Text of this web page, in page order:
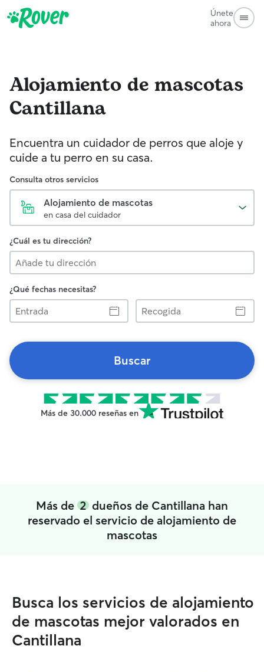
Únete
ahora
Alojamiento de mascotas
Cantillana
Encuentra un cuidador de perros que aloje y
cuide a tu perro en su casa.
Consulta otros servicios
Alojamiento de mascotas
en casa del cuidador
¿Cuál es tu dirección?
¿Qué fechas necesitas?
Entrada
Recogida
Buscar
Más de 30.000 reseñas en
Más de 2 dueños de Cantillana han
reservado el servicio de alojamiento de
mascotas
Busca los servicios de alojamiento
de mascotas mejor valorados en
Cantillana